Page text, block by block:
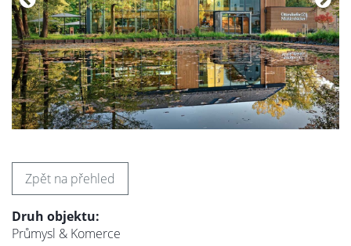
Zpět na přehled
Druh objektu:
Průmysl & Komerce